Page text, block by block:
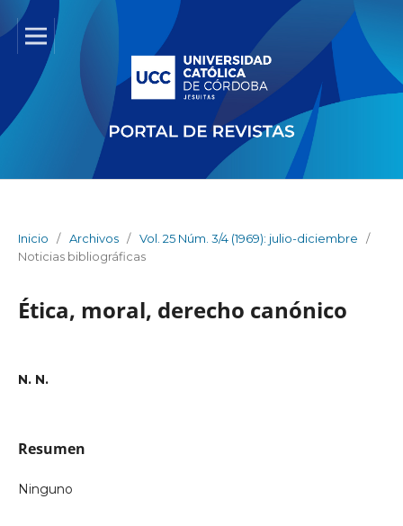
Inicio / Archivos / Vol. 25 Núm. 3/4 (1969): julio-diciembre
/
Noticias bibliográficas
Ética, moral, derecho canónico
N. N.
Resumen
Ninguno